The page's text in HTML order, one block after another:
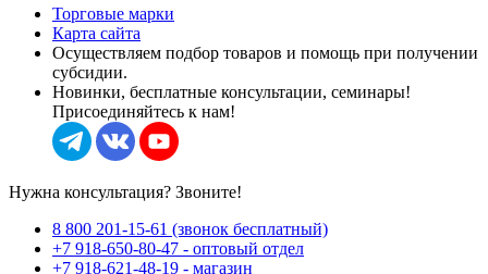
Торговые марки
Карта сайта
Осуществляем подбор товаров и помощь при получении
субсидии.
Новинки, бесплатные консультации, семинары!
Присоединяйтесь к нам!
Нужна консультация? Звоните!
8 800 201-15-61 (звонок бесплатный)
+7 918-650-80-47 - оптовый отдел
+7 918-621-48-19 - магазин